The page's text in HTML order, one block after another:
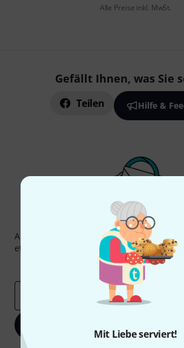
Mit Liebe serviert!
Alle Preise inkl. MwSt.
Gefällt Ihnen, was Sie
Teilen Hilfe &
Thomann
Abonniere den Thomann Newsletter und
etwas Glück einen von
50 Gutscheinen
Inspirierende Beiträge
Deals